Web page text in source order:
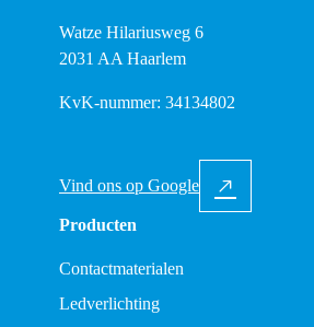
Watze Hilariusweg 6
2031 AA Haarlem
KvK-nummer: 34134802
Vind ons op Google
Producten
Contactmaterialen
Ledverlichting